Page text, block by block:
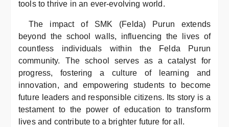
tools to thrive in an ever-evolving world.
The impact of SMK (Felda) Purun extends
beyond the school walls, influencing the lives of
countless individuals within the Felda Purun
community. The school serves as a catalyst for
progress, fostering a culture of learning and
innovation, and empowering students to become
future leaders and responsible citizens. Its story is a
testament to the power of education to transform
lives and contribute to a brighter future for all.